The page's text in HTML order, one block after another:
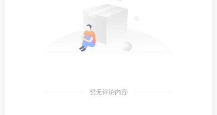
暂无评论内容